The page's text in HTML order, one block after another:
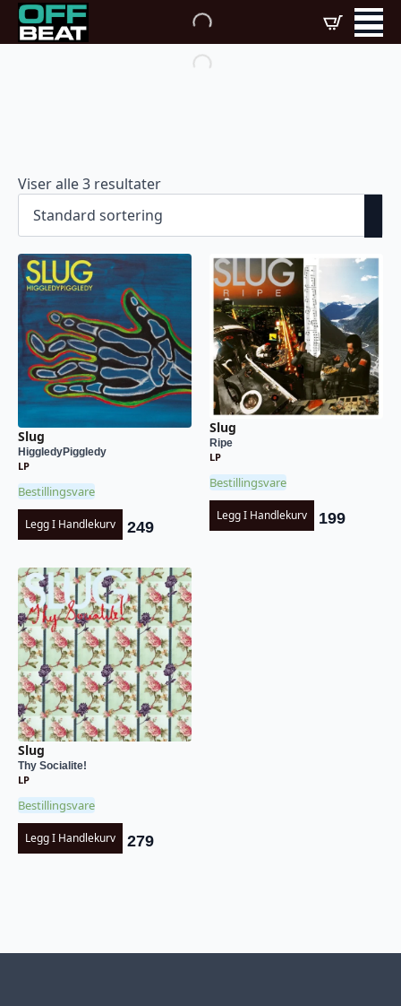
Viser alle 3 resultater
Slug
HiggledyPiggledy
LP
Bestillingsvare
Legg I Handlekurv 249
Slug
Ripe
LP
Bestillingsvare
Legg I Handlekurv 199
Slug
Thy Socialite!
LP
Bestillingsvare
Legg I Handlekurv 279